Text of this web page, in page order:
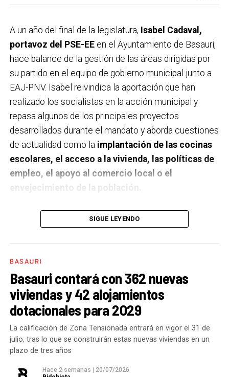
A un año del final de la legislatura, Isabel Cadaval,
portavoz del PSE-EEen el Ayuntamiento de Basauri,
hace balance de la gestión de las áreas dirigidas por
su partido en el equipo de gobierno municipal junto a
EAJ-PNV. Isabel reivindica la aportación que han
realizado los socialistas en la acción municipal y
repasa algunos de los principales proyectos
desarrollados durante el mandato y aborda cuestiones
de actualidad como la implantación de las cocinas
escolares, el acceso a la vivienda, las políticas de
empleo, el apoyo al comercio local o el
envejecimiento de la población.
A un año de acabar la legislatura, ¿qué balance
haces de la gestión del PSE en tus áreas dentro
del equipo de gobierno y qué proyectos
los gobiernos sirve para transformar y mejorar la vida
de las personas y, por eso, tan importante como la
gestión en las áreas de nuestra responsabilidad es la
impronta que marcamos en cuáles son las prioridades
del equipo de gobierno.
En ese sentido, destacaría la construcción de
SIGUE LEYENDO
BASAURI
Basauri contará con 362 nuevas
viviendas y 42 alojamientos
dotacionales para 2029
La calificación de Zona Tensionada entrará en vigor el 31 de
julio, tras lo que se construirán estas nuevas viviendas en un
plazo de tres años
Hace 2 semanas | 20/07/2026